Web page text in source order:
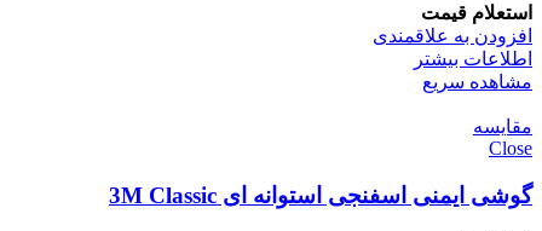
استعلام قیمت
افزودن به علاقمندی
اطلاعات بیشتر
مشاهده سریع
مقایسه
Close
گوشی ایمنی اسفنجی استوانه ای 3M Classic